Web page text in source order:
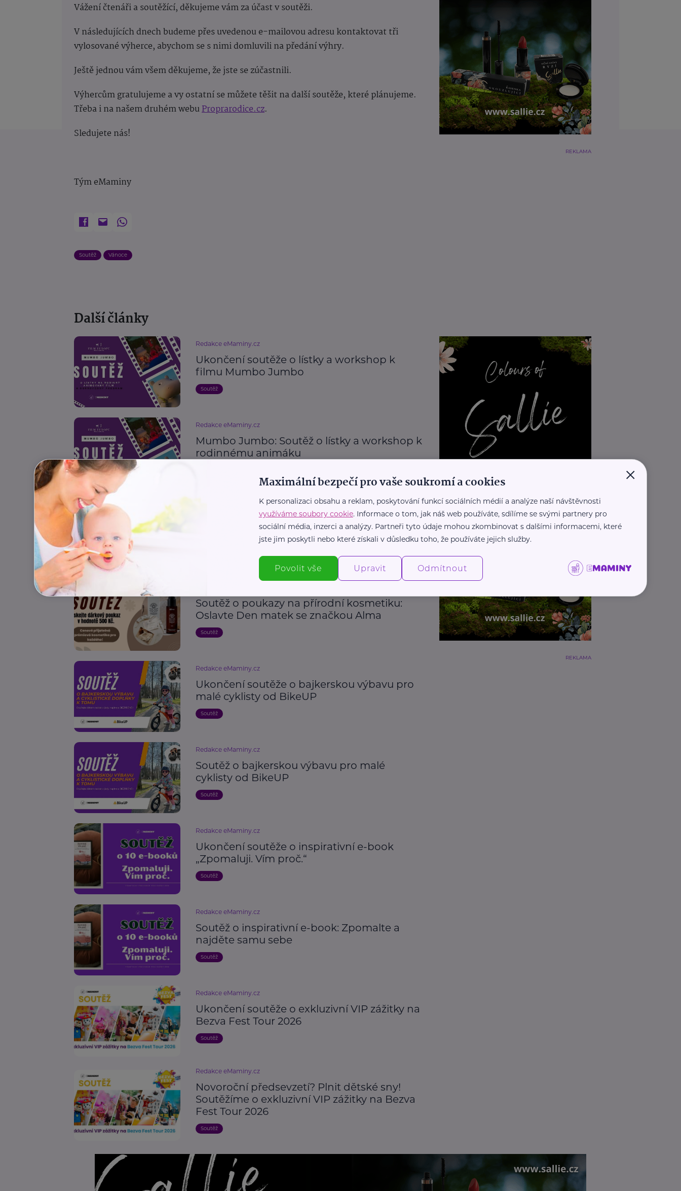
Vážení čtenáři a soutěžící, děkujeme vám za účast v soutěži.
V následujících dnech budeme přes uvedenou e-mailovou adresu kontaktovat tři
vylosované výherce, abychom se s nimi domluvili na předání výhry.
Ještě jednou vám všem děkujeme, že jste se zúčastnili.
Výhercům gratulujeme a vy ostatní se můžete těšit na další soutěže, které plánujeme.
Třeba i na našem druhém webuProprarodice.cz.
Sledujete nás!
Tým eMaminy
Soutěž Vánoce
REKLAMA
Další články
Redakce eMaminy.cz
Ukončení soutěže o lístky a workshop k
filmu Mumbo Jumbo
Soutěž
Redakce eMaminy.cz
Mumbo Jumbo: Soutěž o lístky a workshop k
rodinnému animáku
Redakce eMaminy.cz
Ukončení soutěže o dárkové vouchery na
přírodní kosmetiku Alma
Soutěž o poukazy na přírodní kosmetiku:
Oslavte Den matek se značkou Alma
Soutěž
Redakce eMaminy.cz
Ukončení soutěže o bajkerskou výbavu pro
malé cyklisty od BikeUP
Soutěž
Redakce eMaminy.cz
Soutěž o bajkerskou výbavu pro malé
cyklisty od BikeUP
Soutěž
Redakce eMaminy.cz
Ukončení soutěže o inspirativní e-book
„Zpomaluji. Vím proč.“
Soutěž
Redakce eMaminy.cz
Soutěž o inspirativní e-book: Zpomalte a
najděte samu sebe
Soutěž
Redakce eMaminy.cz
Ukončení soutěže o exkluzivní VIP zážitky na
Bezva Fest Tour 2026
Soutěž
Redakce eMaminy.cz
Novoroční předsevzetí? Plnit dětské sny!
Soutěžíme o exkluzivní VIP zážitky na Bezva
Fest Tour 2026
Soutěž
REKLAMA
×
Maximální bezpečí pro vaše soukromí a cookies
K personalizaci obsahu a reklam, poskytování funkcí sociálních médií a analýze naší návštěvnosti
využíváme soubory cookie. Informace o tom, jak náš web používáte, sdílíme se svými partnery pro
sociální média, inzerci a analýzy. Partneři tyto údaje mohou zkombinovat s dalšími informacemi, které
jste jim poskytli nebo které získali v důsledku toho, že používáte jejich služby.
Povolit vše Upravit Odmítnout